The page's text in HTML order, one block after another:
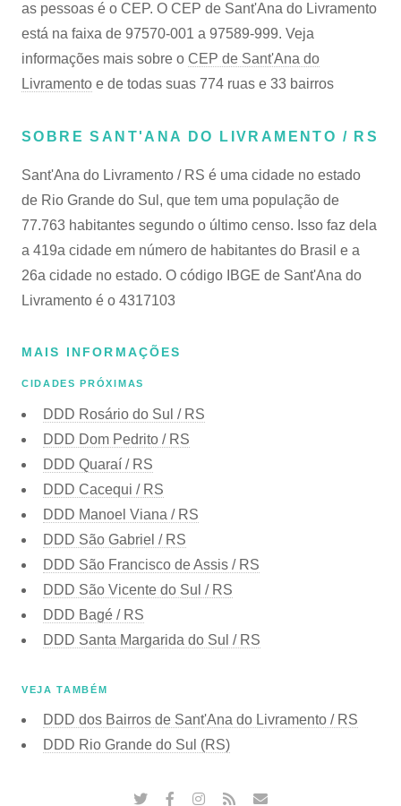
as pessoas é o CEP. O CEP de Sant'Ana do Livramento
está na faixa de 97570-001 a 97589-999. Veja
informações mais sobre o CEP de Sant'Ana do
Livramento e de todas suas 774 ruas e 33 bairros
SOBRE SANT'ANA DO LIVRAMENTO / RS
Sant'Ana do Livramento / RS é uma cidade no estado
de Rio Grande do Sul, que tem uma população de
77.763 habitantes segundo o último censo. Isso faz dela
a 419a cidade em número de habitantes do Brasil e a
26a cidade no estado. O código IBGE de Sant'Ana do
Livramento é o 4317103
MAIS INFORMAÇÕES
CIDADES PRÓXIMAS
DDD Rosário do Sul / RS
DDD Dom Pedrito / RS
DDD Quaraí / RS
DDD Cacequi / RS
DDD Manoel Viana / RS
DDD São Gabriel / RS
DDD São Francisco de Assis / RS
DDD São Vicente do Sul / RS
DDD Bagé / RS
DDD Santa Margarida do Sul / RS
VEJA TAMBÉM
DDD dos Bairros de Sant'Ana do Livramento / RS
DDD Rio Grande do Sul (RS)